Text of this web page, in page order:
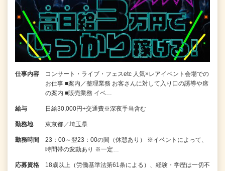
仕事内容
コンサート・ライブ・フェスetc 人気×レアイベント会場での
お仕事 ■案内／整理業務 お客さんに対して入り口の誘導や席
の案内 ■販売業務 イベ…
給与 日給30,000円+交通費※深夜手当含む
勤務地 東京都／埼玉県
勤務時間
23：00～翌23：00の間（休憩あり） ※イベントによって、
時間帯の変動あり ※一定…
応募資格
18歳以上（労働基準法第61条による）、経験・学歴は一切不